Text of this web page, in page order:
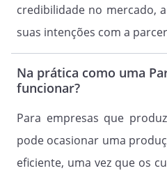
credibilidade no mercado,
suas intenções com a
Na prática como uma
funcionar?
Para empresas que
pode ocasionar uma
eficiente, uma vez que os